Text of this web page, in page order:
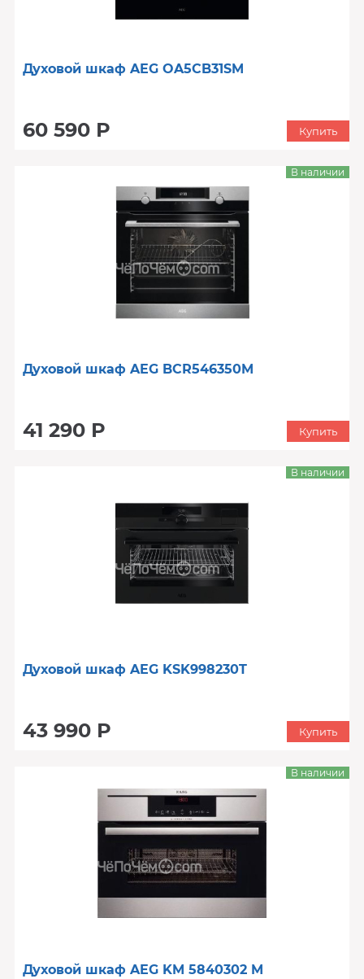
Духовой шкаф AEG OA5CB31SM
60 590 Р Купить
Духовой шкаф AEG BCR546350M
41 290 Р
В наличии
Купить
Духовой шкаф AEG KSK998230T
43 990 Р
В наличии
Купить
Духовой шкаф AEG KM 5840302 M
В наличии